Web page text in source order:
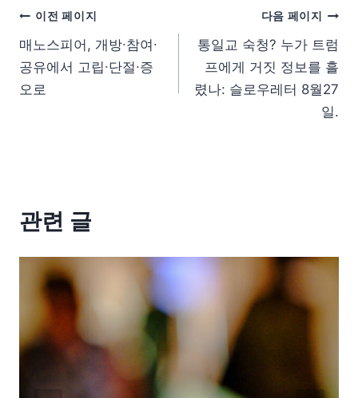
이전 페이지
매노스피어, 개방∙참여∙
공유에서 고립∙단절∙증
오로
다음 페이지
통일교 숙청? 누가 트럼
프에게 거짓 정보를 흘
렸나: 슬로우레터 8월27
일.
관련 글